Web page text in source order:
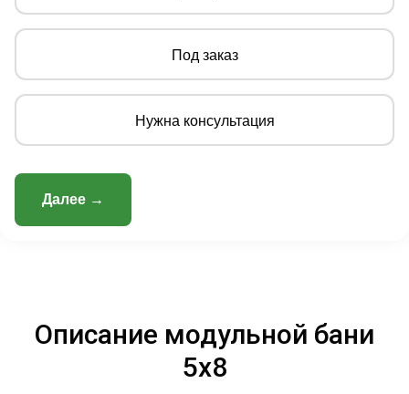
Под заказ
Нужна консультация
Далее →
Описание модульной бани
5х8